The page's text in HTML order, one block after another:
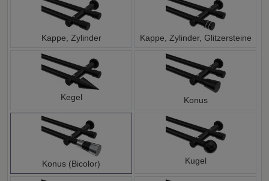
Kappe, Zylinder Kappe, Zylinder, Glitzersteine
Kegel Konus
Konus (Bicolor) Kugel